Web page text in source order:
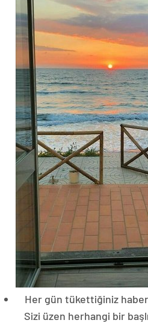
Her gün tükettiğiniz
Sizi üzen herhangi bir